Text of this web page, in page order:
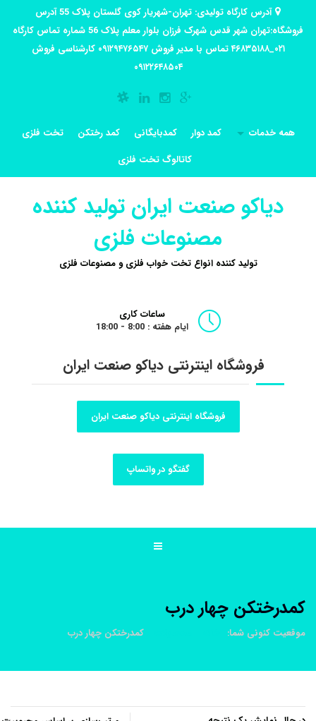
آدرس کارگاه تولیدی: تهران-شهریار کوی گلستان پلاک 55 آدرس
فروشگاه:تهران شهر قدس شهرک فرزان بلوار معلم پلاک 56 شماره تماس کارگاه
۰۲۱_۴۶۸۳۵۱۸۸ تماس با مدیر فروش ۰۹۱۲۹۴۷۶۵۴۷ کارشناسی فروش
۰۹۱۲۲۶۴۸۵۰۴
همه خدمات کمد دوار کمدبایگانی کمد رختکن
تخت فلزی
کاتالوگ تخت فلزی
دیاکو صنعت ایران تولید کننده
مصنوعات فلزی
تولید کننده انواع تخت خواب فلزی و مصنوعات فلزی
ساعات کاری
ایام هفته : 8:00 - 18:00
فروشگاه اینترنتی دیاکو صنعت ایران
فروشگاه اینترنتی دیاکو صنعت ایران
گفتگو در واتساپ
کمدرختکن چهار درب
موقعیت کنونی شما: کمدرختکن چهار درب